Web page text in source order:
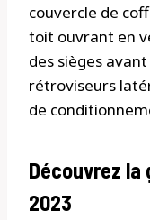
couvercle de
toit ouvrant en
des sièges
rétroviseurs
de
Découvrez la
2023